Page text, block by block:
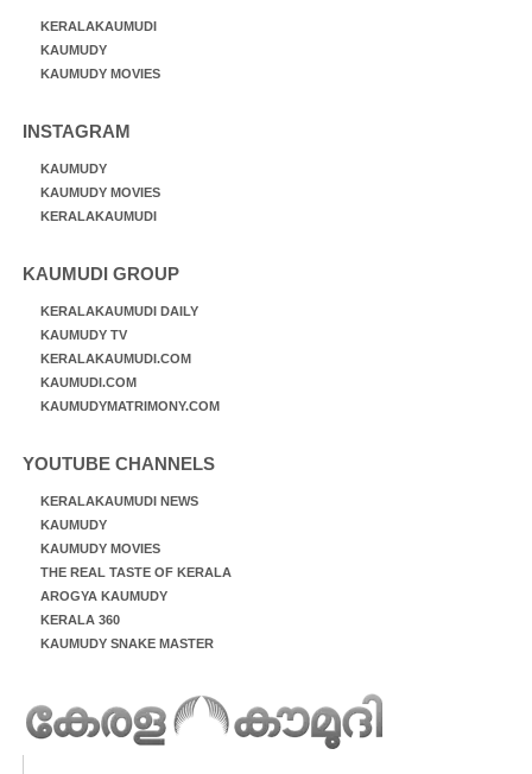
KERALAKAUMUDI
KAUMUDY
KAUMUDY MOVIES
INSTAGRAM
KAUMUDY
KAUMUDY MOVIES
KERALAKAUMUDI
KAUMUDI GROUP
KERALAKAUMUDI DAILY
KAUMUDY TV
KERALAKAUMUDI.COM
KAUMUDI.COM
KAUMUDYMATRIMONY.COM
YOUTUBE CHANNELS
KERALAKAUMUDI NEWS
KAUMUDY
KAUMUDY MOVIES
THE REAL TASTE OF KERALA
AROGYA KAUMUDY
KERALA 360
KAUMUDY SNAKE MASTER